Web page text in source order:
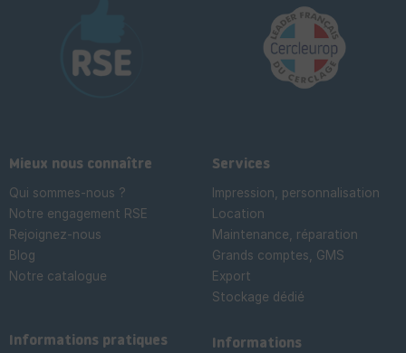
Mieux nous connaître
Qui sommes-nous ?
Notre engagement RSE
Rejoignez-nous
Blog
Notre catalogue
Services
Impression, personnalisation
Location
Maintenance, réparation
Grands comptes, GMS
Export
Stockage dédié
Informations pratiques
Informations